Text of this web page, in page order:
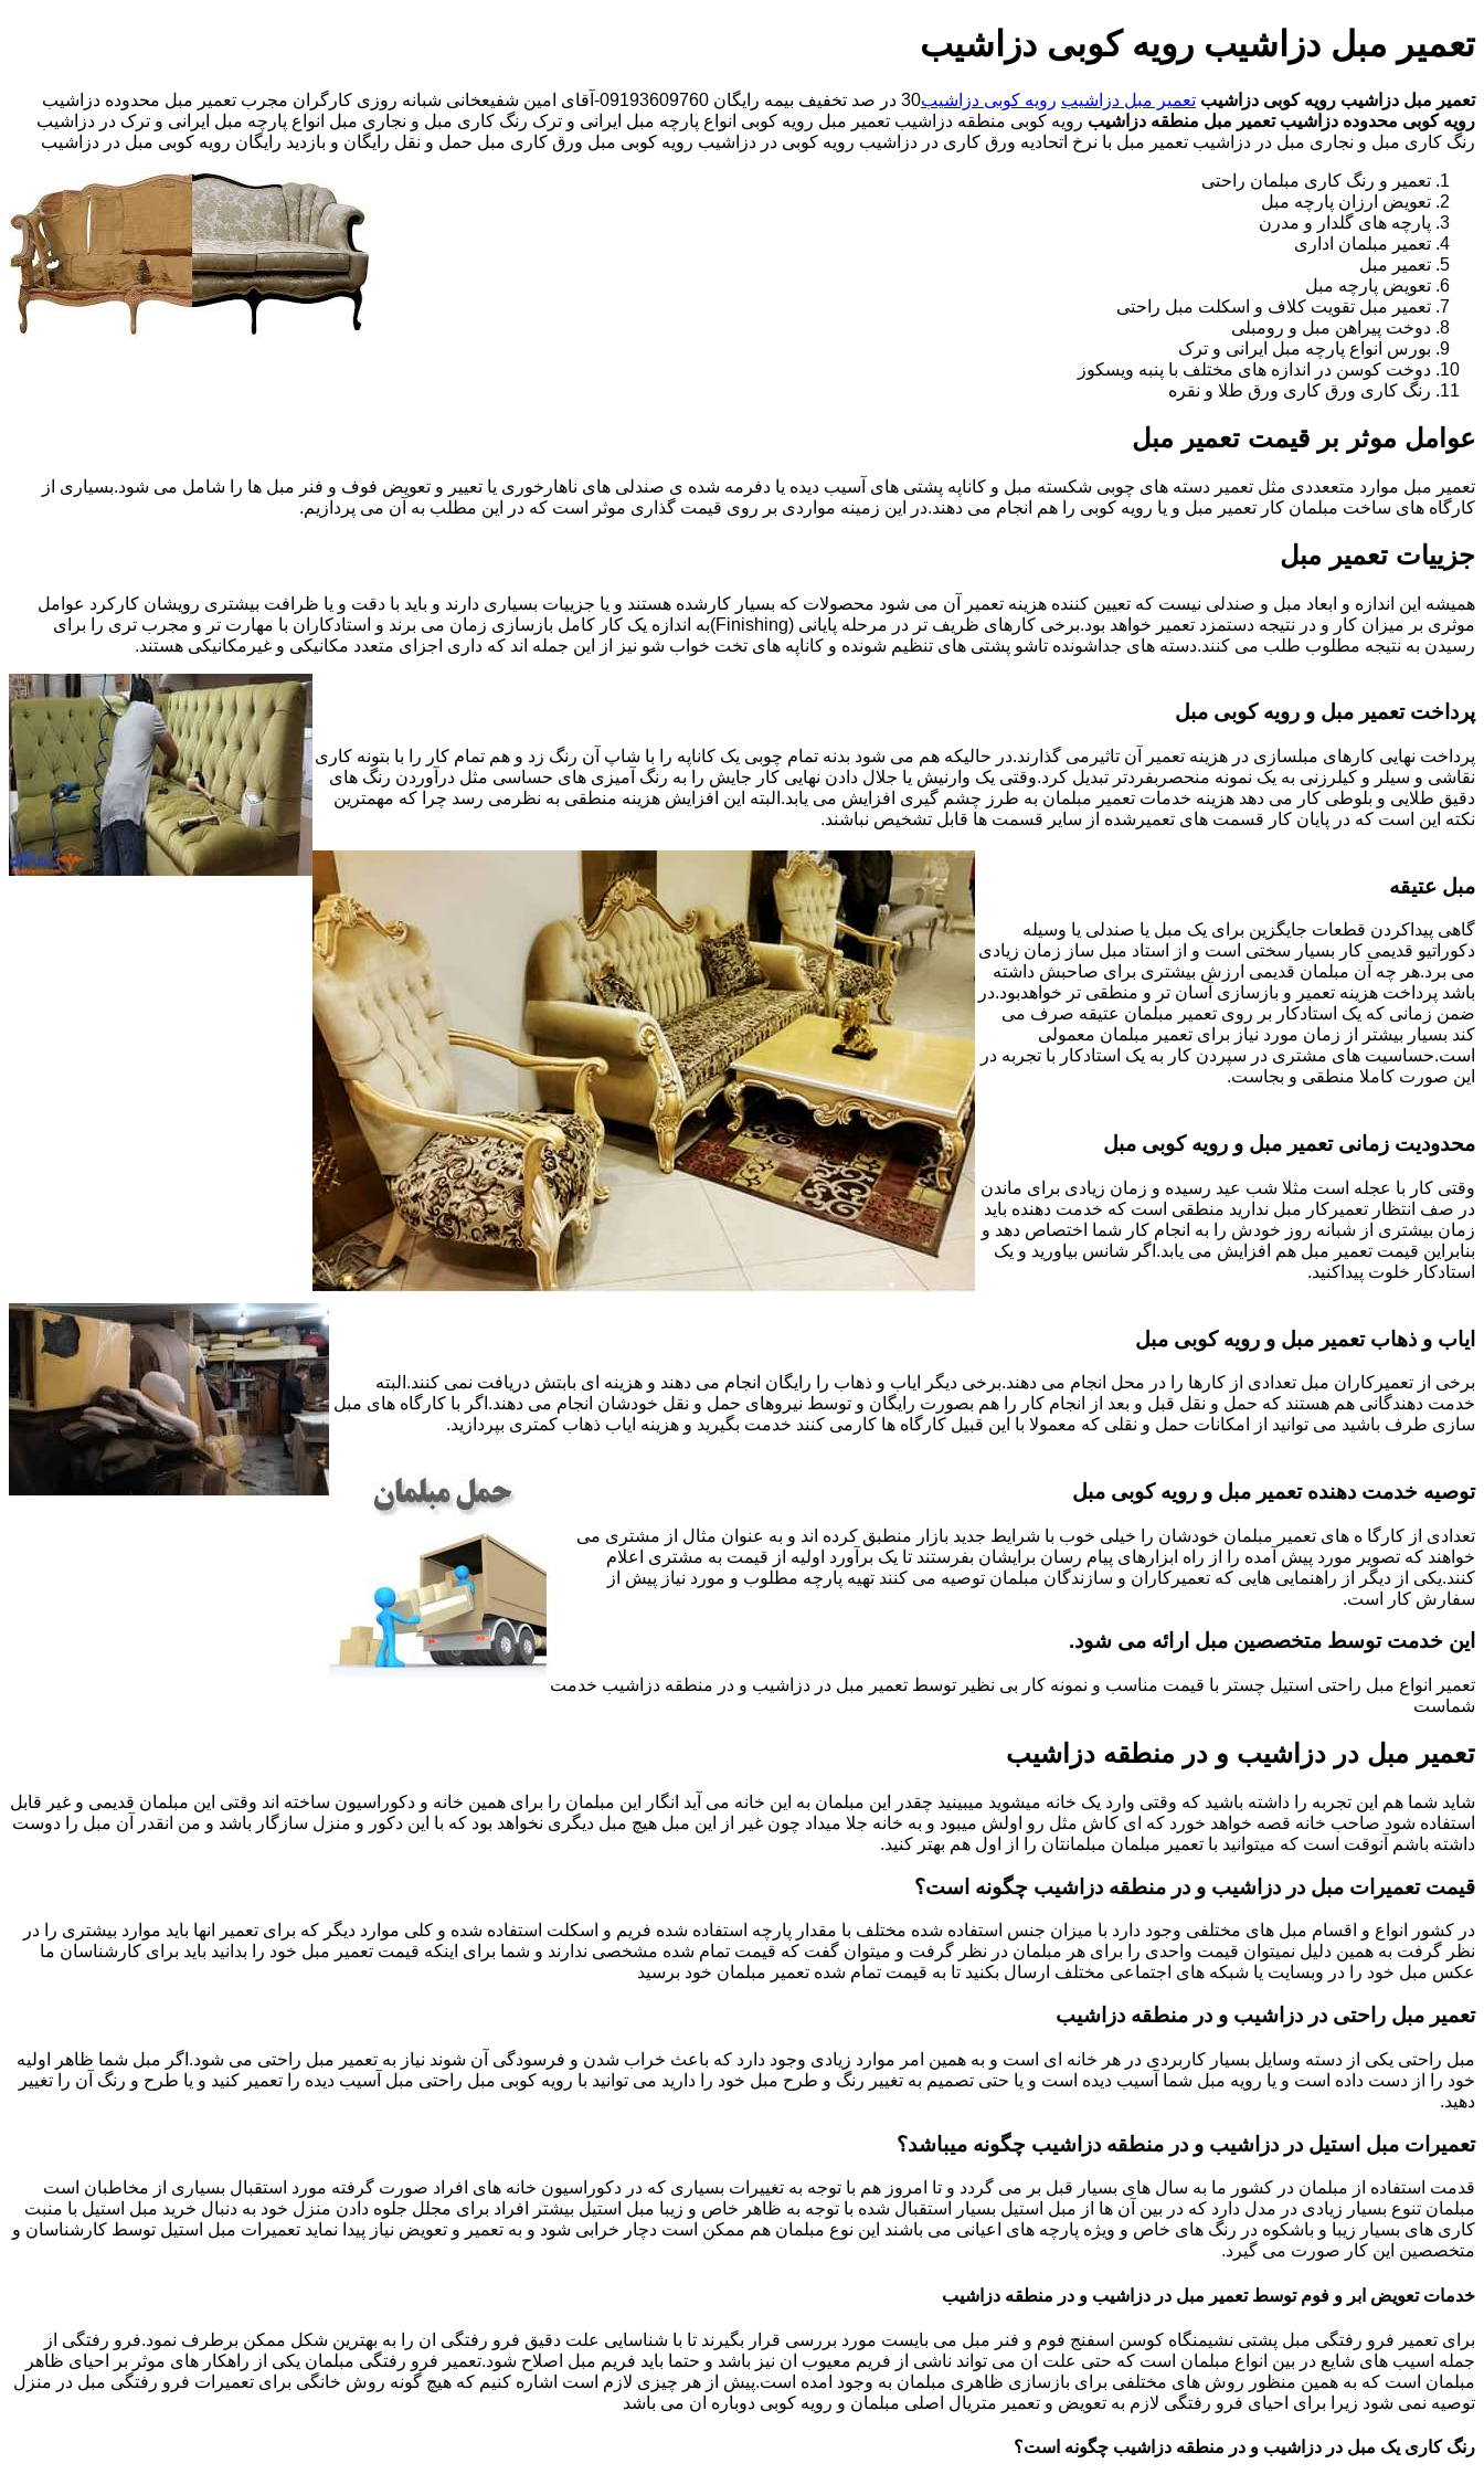
تعمیر مبل دزاشیب رویه کوبی دزاشیب
تعمیر مبل دزاشیب رویه کوبی دزاشیب تعمیر مبل دزاشیب رویه کوبی دزاشیب30 در صد تخفیف بیمه رایگان 09193609760-آقای امین شفیعخانی شبانه روزی کارگران مجرب تعمیر مبل محدوده دزاشیب
رویه کوبی محدوده دزاشیب تعمیر مبل منطقه دزاشیب رویه کوبی منطقه دزاشیب تعمیر مبل رویه کوبی انواع پارچه مبل ایرانی و ترک رنگ کاری مبل و نجاری مبل انواع پارچه مبل ایرانی و ترک در دزاشیب
رنگ کاری مبل و نجاری مبل در دزاشیب تعمیر مبل با نرخ اتحادیه ورق کاری در دزاشیب رویه کوبی در دزاشیب رویه کوبی مبل ورق کاری مبل حمل و نقل رایگان و بازدید رایگان رویه کوبی مبل در دزاشیب
تعمیر و رنگ کاری مبلمان راحتی
تعویض ارزان پارچه مبل
پارچه های گلدار و مدرن
تعمیر مبلمان اداری
تعمیر مبل
تعویض پارچه مبل
تعمیر مبل تقویت کلاف و اسکلت مبل راحتی
دوخت پیراهن مبل و رومبلی
بورس انواع پارچه مبل ایرانی و ترک
دوخت کوسن در اندازه های مختلف با پنبه ویسکوز
رنگ کاری ورق کاری ورق طلا و نقره
عوامل موثر بر قیمت تعمیر مبل
تعمیر مبل موارد متععددی مثل تعمیر دسته های چوبی شکسته مبل و کاناپه پشتی های آسیب دیده یا دفرمه شده ی صندلی های ناهارخوری یا تعییر و تعویض فوف و فنر مبل ها را شامل می شود.بسیاری از
کارگاه های ساخت مبلمان کار تعمیر مبل و یا رویه کوبی را هم انجام می دهند.در این زمینه مواردی بر روی قیمت گذاری موثر است که در این مطلب به آن می پردازیم.
جزییات تعمیر مبل
همیشه این اندازه و ابعاد مبل و صندلی نیست که تعیین کننده هزینه تعمیر آن می شود محصولات که بسیار کارشده هستند و یا جزییات بسیاری دارند و باید با دقت و یا ظرافت بیشتری رویشان کارکرد عوامل
موثری بر میزان کار و در نتیجه دستمزد تعمیر خواهد بود.برخی کارهای ظریف تر در مرحله پایانی (Finishing)به اندازه یک کار کامل بازسازی زمان می برند و استادکاران با مهارت تر و مجرب تری را برای
رسیدن به نتیجه مطلوب طلب می کنند.دسته های جداشونده تاشو پشتی های تنظیم شونده و کاناپه های تخت خواب شو نیز از این جمله اند که داری اجزای متعدد مکانیکی و غیرمکانیکی هستند.
پرداخت تعمیر مبل و رویه کوبی مبل
پرداخت نهایی کارهای مبلسازی در هزینه تعمیر آن تاثیرمی گذارند.در حالیکه هم می شود بدنه تمام چوبی یک کاناپه را با شاپ آن رنگ زد و هم تمام کار را با بتونه کاری
نقاشی و سیلر و کیلرزنی به یک نمونه منحصربفردتر تبدیل کرد.وقتی یک وارنیش یا جلال دادن نهایی کار جایش را به رنگ آمیزی های حساسی مثل درآوردن رنگ های
دقیق طلایی و بلوطی کار می دهد هزینه خدمات تعمیر مبلمان به طرز چشم گیری افزایش می یابد.البته این افزایش هزینه منطقی به نظرمی رسد چرا که مهمترین
نکته این است که در پایان کار قسمت های تعمیرشده از سایر قسمت ها قابل تشخیص نباشند.
مبل عتیقه
گاهی پیداکردن قطعات جایگزین برای یک مبل یا صندلی یا وسیله
دکوراتیو قدیمی کار بسیار سختی است و از استاد مبل ساز زمان زیادی
می برد.هر چه آن مبلمان قدیمی ارزش بیشتری برای صاحبش داشته
باشد پرداخت هزینه تعمیر و بازسازی آسان تر و منطقی تر خواهدبود.در
ضمن زمانی که یک استادکار بر روی تعمیر مبلمان عتیقه صرف می
کند بسیار بیشتر از زمان مورد نیاز برای تعمیر مبلمان معمولی
است.حساسیت های مشتری در سپردن کار به یک استادکار با تجربه در
این صورت کاملا منطقی و بجاست.
محدودیت زمانی تعمیر مبل و رویه کوبی مبل
وقتی کار با عجله است مثلا شب عید رسیده و زمان زیادی برای ماندن
در صف انتظار تعمیرکار مبل ندارید منطقی است که خدمت دهنده باید
زمان بیشتری از شبانه روز خودش را به انجام کار شما اختصاص دهد و
بنابراین قیمت تعمیر مبل هم افزایش می یابد.اگر شانس بیاورید و یک
استادکار خلوت پیداکنید.
ایاب و ذهاب تعمیر مبل و رویه کوبی مبل
برخی از تعمیرکاران مبل تعدادی از کارها را در محل انجام می دهند.برخی دیگر ایاب و ذهاب را رایگان انجام می دهند و هزینه ای بابتش دریافت نمی کنند.البته
خدمت دهندگانی هم هستند که حمل و نقل قبل و بعد از انجام کار را هم بصورت رایگان و توسط نیروهای حمل و نقل خودشان انجام می دهند.اگر با کارگاه های مبل
سازی طرف باشید می توانید از امکانات حمل و نقلی که معمولا با این قبیل کارگاه ها کارمی کنند خدمت بگیرید و هزینه ایاب ذهاب کمتری بپردازید.
توصیه خدمت دهنده تعمیر مبل و رویه کوبی مبل
تعدادی از کارگا ه های تعمیر مبلمان خودشان را خیلی خوب با شرایط جدید بازار منطبق کرده اند و به عنوان مثال از مشتری می
خواهند که تصویر مورد پیش آمده را از راه ابزارهای پیام رسان برایشان بفرستند تا یک برآورد اولیه از قیمت به مشتری اعلام
کنند.یکی از دیگر از راهنمایی هایی که تعمیرکاران و سازندگان مبلمان توصیه می کنند تهیه پارچه مطلوب و مورد نیاز پیش از
سفارش کار است.
این خدمت توسط متخصصین مبل ارائه می شود.
تعمیر انواع مبل راحتی استیل چستر با قیمت مناسب و نمونه کار بی نظیر توسط تعمیر مبل در دزاشیب و در منطقه دزاشیب خدمت
شماست
تعمیر مبل در دزاشیب و در منطقه دزاشیب
شاید شما هم این تجربه را داشته باشید که وقتی وارد یک خانه میشوید میبینید چقدر این مبلمان به این خانه می آید انگار این مبلمان را برای همین خانه و دکوراسیون ساخته اند وقتی این مبلمان قدیمی و غیر قابل
استفاده شود صاحب خانه قصه خواهد خورد که ای کاش مثل رو اولش میبود و به خانه جلا میداد چون غیر از این مبل هیچ مبل دیگری نخواهد بود که با این دکور و منزل سازگار باشد و من انقدر آن مبل را دوست
داشته باشم آنوقت است که میتوانید با تعمیر مبلمان مبلمانتان را از اول هم بهتر کنید.
قیمت تعمیرات مبل در دزاشیب و در منطقه دزاشیب چگونه است؟
در کشور انواع و اقسام مبل های مختلفی وجود دارد با میزان جنس استفاده شده مختلف با مقدار پارچه استفاده شده فریم و اسکلت استفاده شده و کلی موارد دیگر که برای تعمیر انها باید موارد بیشتری را در
نظر گرفت به همین دلیل نمیتوان قیمت واحدی را برای هر مبلمان در نظر گرفت و میتوان گفت که قیمت تمام شده مشخصی ندارند و شما برای اینکه قیمت تعمیر مبل خود را بدانید باید برای کارشناسان ما
عکس مبل خود را در وبسایت یا شبکه های اجتماعی مختلف ارسال بکنید تا به قیمت تمام شده تعمیر مبلمان خود برسید
تعمیر مبل راحتی در دزاشیب و در منطقه دزاشیب
مبل راحتی یکی از دسته وسایل بسیار کاربردی در هر خانه ای است و به همین امر موارد زیادی وجود دارد که باعث خراب شدن و فرسودگی آن شوند نیاز به تعمیر مبل راحتی می شود.اگر مبل شما ظاهر اولیه
خود را از دست داده است و یا رویه مبل شما آسیب دیده است و یا حتی تصمیم به تغییر رنگ و طرح مبل خود را دارید می توانید با رویه کوبی مبل راحتی مبل آسیب دیده را تعمیر کنید و یا طرح و رنگ آن را تغییر
دهید.
تعمیرات مبل استیل در دزاشیب و در منطقه دزاشیب چگونه میباشد؟
قدمت استفاده از مبلمان در کشور ما به سال های بسیار قبل بر می گردد و تا امروز هم با توجه به تغییرات بسیاری که در دکوراسیون خانه های افراد صورت گرفته مورد استقبال بسیاری از مخاطبان است
مبلمان تنوع بسیار زیادی در مدل دارد که در بین آن ها از مبل استیل بسیار استقبال شده با توجه به ظاهر خاص و زیبا مبل استیل بیشتر افراد برای مجلل جلوه دادن منزل خود به دنبال خرید مبل استیل با منبت
کاری های بسیار زیبا و باشکوه در رنگ های خاص و ویژه پارچه های اعیانی می باشند این نوع مبلمان هم ممکن است دچار خرابی شود و به تعمیر و تعویض نیاز پیدا نماید تعمیرات مبل استیل توسط کارشناسان و
متخصصین این کار صورت می گیرد.
خدمات تعویض ابر و فوم توسط تعمیر مبل در دزاشیب و در منطقه دزاشیب
برای تعمیر فرو رفتگی مبل پشتی نشیمنگاه کوسن اسفنج فوم و فنر مبل می بایست مورد بررسی قرار بگیرند تا با شناسایی علت دقیق فرو رفتگی ان را به بهترین شکل ممکن برطرف نمود.فرو رفتگی از
جمله اسیب های شایع در بین انواع مبلمان است که حتی علت ان می تواند ناشی از فریم معیوب ان نیز باشد و حتما باید فریم مبل اصلاح شود.تعمیر فرو رفتگی مبلمان یکی از راهکار های موثر بر احیای ظاهر
مبلمان است که به همین منظور روش های مختلفی برای بازسازی ظاهری مبلمان به وجود امده است.پیش از هر چیزی لازم است اشاره کنیم که هیچ گونه روش خانگی برای تعمیرات فرو رفتگی مبل در منزل
توصیه نمی شود زیرا برای احیای فرو رفتگی لازم به تعویض و تعمیر متریال اصلی مبلمان و رویه کوبی دوباره ان می باشد
رنگ کاری یک مبل در دزاشیب و در منطقه دزاشیب چگونه است؟